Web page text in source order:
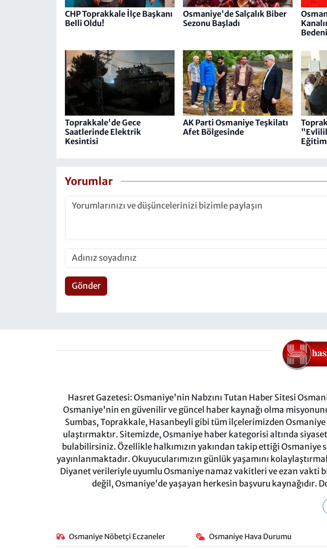
CHP Toprakkale İlçe Başkanı
Belli Oldu!
Osmaniye'de Salçalık Biber
Sezonu Başladı
Toprakkale'de Gece
Saatlerinde Elektrik
Kesintisi
AK Parti Osmaniye Teşkilatı
Afet Bölgesinde
Yorumlar
Gönder
Hasret Gazetesi: Osmaniye'nin Nabzını Tutan Haber Sitesi
Osmaniye'nin en güvenilir ve güncel haber kaynağı olma
Sumbas, Toprakkale, Hasanbeyli gibi tüm ilçelerimizden
ulaştırmaktır. Sitemizde, Osmaniye haber kategorisi altında
bulabilirsiniz. Özellikle halkımızın yakından takip ettiği
yayınlanmaktadır. Okuyucularımızın günlük yaşamını
Diyanet verileriyle uyumlu Osmaniye namaz vakitleri ve ezan vakti
değil, Osmaniye'de yaşayan herkesin başvuru kaynağıdır.
Osmaniye Nöbetçi Eczaneler Osmaniye Hava Durumu